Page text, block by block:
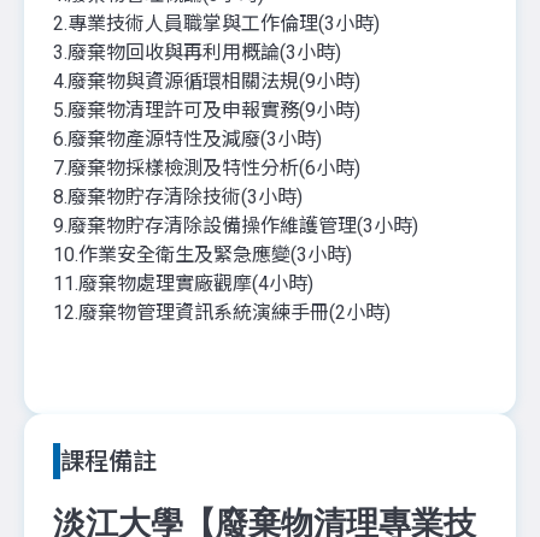
2.專業技術人員職掌與工作倫理(3小時)
3.廢棄物回收與再利用概論(3小時)
4.廢棄物與資源循環相關法規(9小時)
5.廢棄物清理許可及申報實務(9小時)
6.廢棄物產源特性及減廢(3小時)
7.廢棄物採樣檢測及特性分析(6小時)
8.廢棄物貯存清除技術(3小時)
9.廢棄物貯存清除設備操作維護管理(3小時)
10.作業安全衛生及緊急應變(3小時)
11.廢棄物處理實廠觀摩(4小時)
12.廢棄物管理資訊系統演練手冊(2小時)
課程備註
淡江大學【廢棄物清理專業技